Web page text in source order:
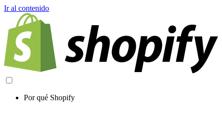
Ir al contenido
Por qué Shopify